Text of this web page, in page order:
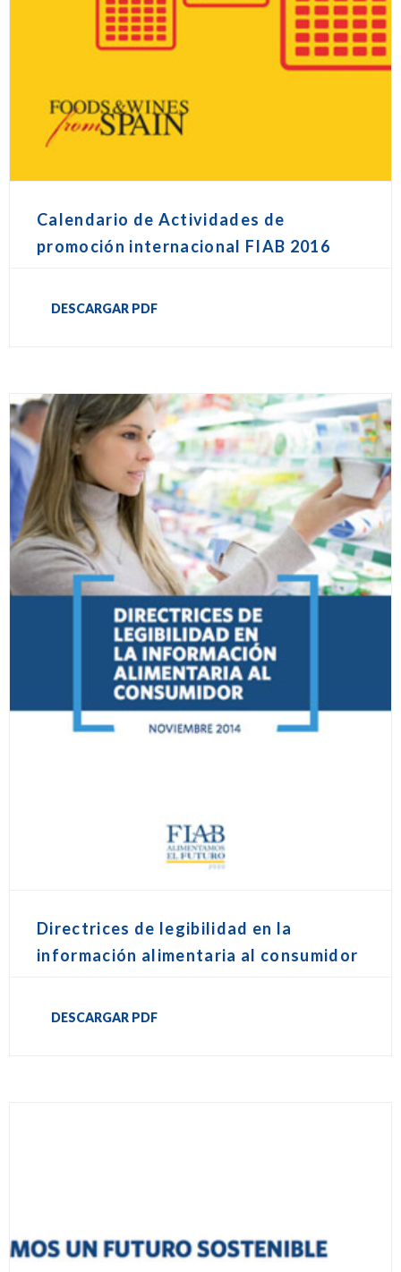
Calendario de Actividades de
promoción internacional FIAB 2016
DESCARGAR PDF
Directrices de legibilidad en la
información alimentaria al consumidor
DESCARGAR PDF